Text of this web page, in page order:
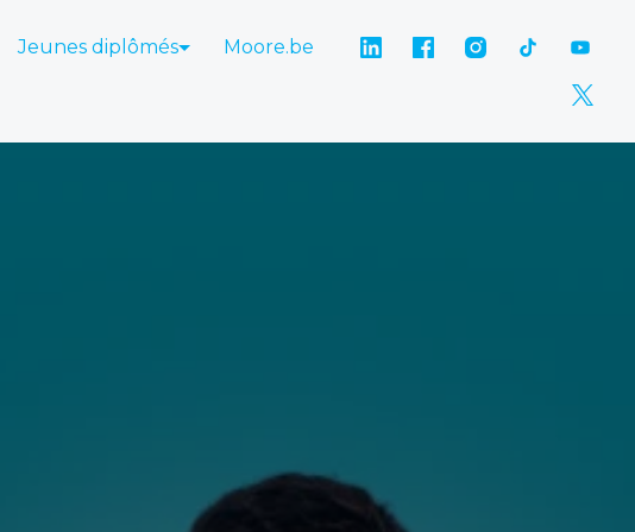
Jeunes diplômés Moore.be